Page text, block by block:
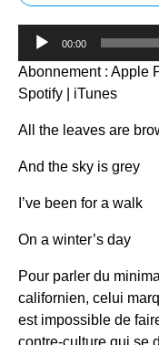
Lecteur
00:00
Abonnement : Apple
Spotify
iTunes
All the leaves are
And the sky is grey
I’ve been for a walk
On a winter’s day
Pour parler du
californien, celui
est impossible de
contre-culture qui se